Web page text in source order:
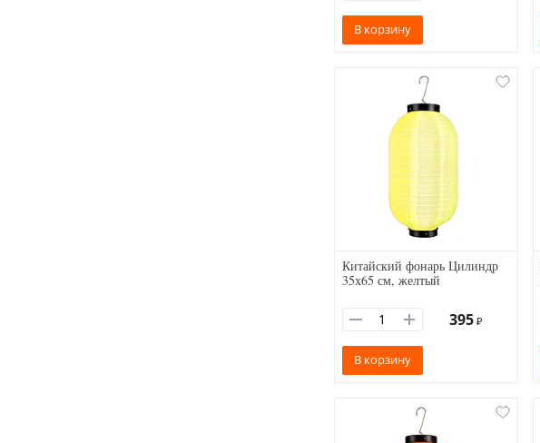
В корзину
Китайский фонарь Цилиндр
35х65 см, желтый
395 ₽
В корзину